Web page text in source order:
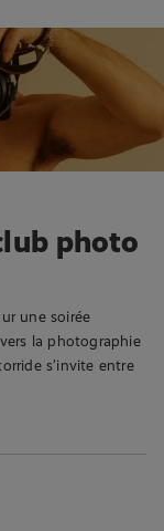
photo
une soirée
la photographie
s’invite entre